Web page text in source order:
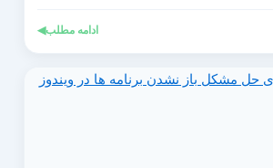
ادامه مطلب◀